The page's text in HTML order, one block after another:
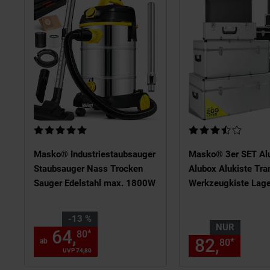
Masko® Industriestaubsauger
Staubsauger Nass Trocken
Sauger Edelstahl max. 1800W
Kundenbewertung: 5 von 5 Sternen
-13 %
Sie Sparen 13 Prozent,
UVP74,80
ab 64,80* € Sternchen
Masko® 3er SET
Alubox Alukiste
Werkzeugkiste
Kundenbewertung:
NUR
82,80*